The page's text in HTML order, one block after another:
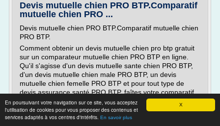
X
En poursuivant votre navigation sur ce site, vous acceptez
l'utilisation de cookies pour vous proposer des contenus et
services adaptés à vos centres d'intérêts. En savoir plus
Devis mutuelle chien PRO BTP.Comparatif
mutuelle chien PRO ...
Devis mutuelle chien PRO BTP.Comparatif mutuelle chien
PRO BTP.
Comment obtenir un devis mutuelle chien pro btp gratuit
sur un comparateur mutuelle chien PRO BTP en ligne.
Qu'il s'agisse d'un devis mutuelle sante chien PRO BTP,
d'un devis mutuelle chien male PRO BTP, un devis
mutuelle chien femelle PRO BTP et pour tout type de
devis assurance santé PRO BTP, faîtes votre comparatif
mutuelle...
Lire la suite